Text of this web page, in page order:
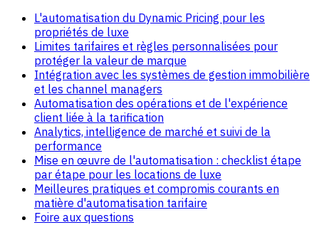
L'automatisation du Dynamic Pricing pour les
propriétés de luxe
Limites tarifaires et règles personnalisées pour
protéger la valeur de marque
Intégration avec les systèmes de gestion immobilière
et les channel managers
Automatisation des opérations et de l'expérience
client liée à la tarification
Analytics, intelligence de marché et suivi de la
performance
Mise en œuvre de l'automatisation : checklist étape
par étape pour les locations de luxe
Meilleures pratiques et compromis courants en
matière d'automatisation tarifaire
Foire aux questions